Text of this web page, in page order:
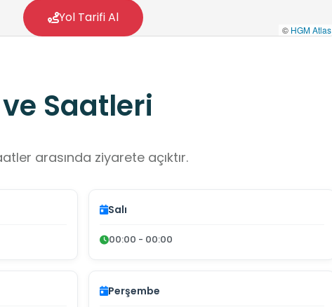
© HGM Atlas
Yol Tarifi Al
Saatleri
arasında ziyarete açıktır.
Salı
00:00 - 00:00
Perşembe